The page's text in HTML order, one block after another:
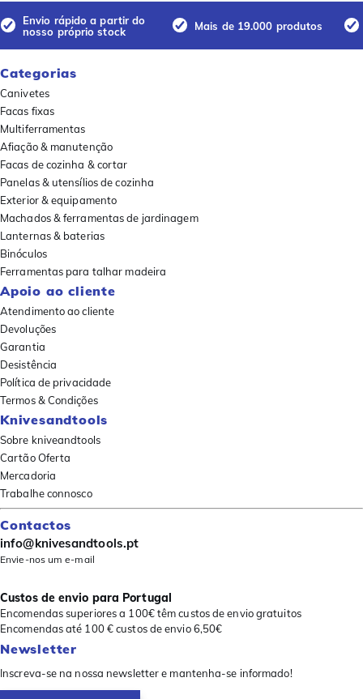
Envio rápido a partir do
nosso próprio stock
Mais de 19.000 produtos
Categorias
Canivetes
Facas fixas
Multiferramentas
Afiação & manutenção
Facas de cozinha & cortar
Panelas & utensílios de cozinha
Exterior & equipamento
Machados & ferramentas de jardinagem
Lanternas & baterias
Binóculos
Ferramentas para talhar madeira
Apoio ao cliente
Atendimento ao cliente
Devoluções
Garantia
Desistência
Política de privacidade
Termos & Condições
Knivesandtools
Sobre kniveandtools
Cartão Oferta
Mercadoria
Trabalhe connosco
Contactos
info@knivesandtools.pt
Envie-nos um e-mail
Custos de envio para Portugal
Encomendas superiores a 100€ têm custos de envio gratuitos
Encomendas até 100 € custos de envio 6,50€
Newsletter
Inscreva-se na nossa newsletter e mantenha-se informado!